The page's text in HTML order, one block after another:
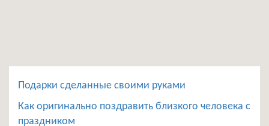
Подарки сделанные своими руками
Как оригинально поздравить близкого человека с
праздником